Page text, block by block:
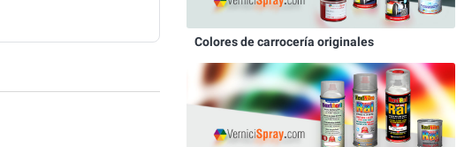
Colores de carrocería originales